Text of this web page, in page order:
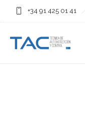
+34 91 425 01 41